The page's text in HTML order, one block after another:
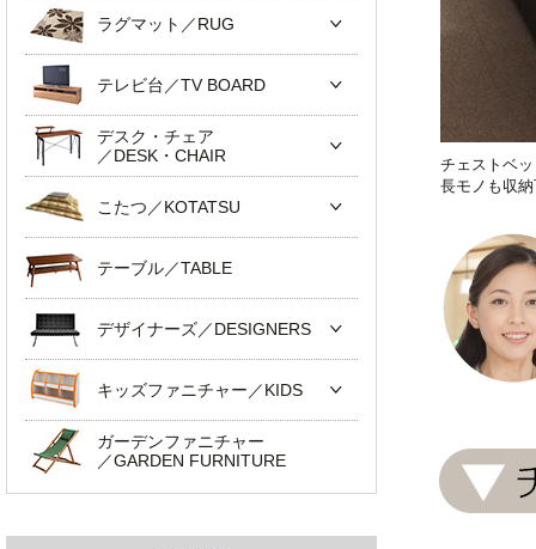
チェストベ
長モノも収
ラグマット／RUG
テレビ台／TV BOARD
デスク・チェア
／DESK・CHAIR
こたつ／KOTATSU
テーブル／TABLE
デザイナーズ／DESIGNERS
キッズファニチャー／KIDS
ガーデンファニチャー
／GARDEN FURNITURE